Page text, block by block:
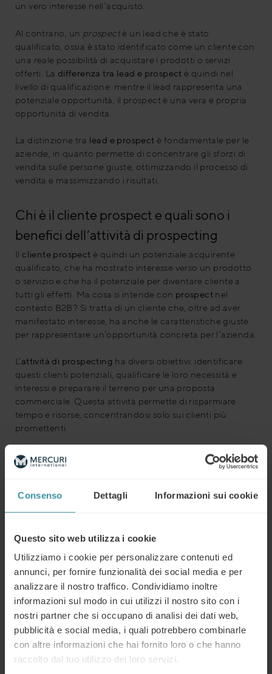
Consenso Dettagli Informazioni sui cookie
Questo sito web utilizza i cookie
Utilizziamo i cookie per personalizzare contenuti ed
annunci, per fornire funzionalità dei social media e per
analizzare il nostro traffico. Condividiamo inoltre
informazioni sul modo in cui utilizzi il nostro sito con i
nostri partner che si occupano di analisi dei dati web,
pubblicità e social media, i quali potrebbero combinarle
con altre informazioni che hai fornito loro o che hanno
raccolto dal tuo utilizzo dei loro servizi.
un vero interesse nell’acquisto.
Al contrario, un prospectè un lead che è stato
qualificato, ossia è stato identificato come un cliente con
una reale possibilità di acquistare i prodotti o servizi
offerti. La differenza tra lead e prospect è quindi nel
livello di qualificazione: mentre il lead rappresenta una
potenziale opportunità, il prospect è una vera e propria
opportunità di vendita.
La distinzione tra lead e prospect è fondamentale per le
aziende, in quanto permette di concentrare gli sforzi di
vendita sulle persone giuste, ottimizzando il processo di
vendita e massimizzando i risultati.
Chi è il cliente prospect e quali sono i
benefici dell’attività di prospecting
Ilcliente prospect è quindi un potenziale acquirente
qualificato, che ha mostrato interesse verso un prodotto
o servizio e che ha il potenziale per diventare cliente a
tutti gli effetti. Ma cosa si intende con prospect nel
contesto B2B? Si tratta di un cliente che, oltre ad aver
manifestato interesse, ha anche le caratteristiche giuste
per rappresentare un’opportunità concreta per l’azienda.
L’attività di prospecting ha diversi obiettivi: identificare
questi clienti potenziali, qualificare le loro necessità e
interessi e preparare il terreno per una proposta
commerciale. Questa attività permette di risparmiare
tempo e risorse, concentrandosi solo sui clienti più
promettenti.
I benefici dell’
sono molteplici. Tra i
vantaggi principali troviamo:
Maggiore efficienza: il team di vendita si concentra su
Aumento delle conversioni: indirizzando le risorse
verso prospect con un reale interesse, aumenta la
probabilità di chiudere la vendita.
Migliore relazione con il cliente: comprendere le
esigenze del cliente prospectpermette di instaurare
relazioni più solide e personalizzate.
B2B prospecting: strategie e strumenti
utili